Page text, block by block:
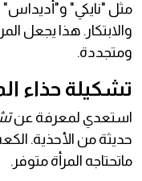
مثل "نايكي"
والابتكار. هذا يجعل
ومتجددة.
تشكيلة حذاء
استعدي لمعرفة عن
حديثة من الأحذية.
ماتحتاجه المرأة متوفر.